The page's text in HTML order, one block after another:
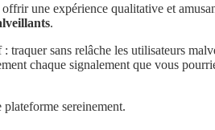
une expérience qualitative et
.
traquer sans relâche les utilisateurs
chaque signalement que vous
sereinement.